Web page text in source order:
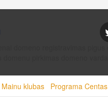
Mainu klubas Programa Centas